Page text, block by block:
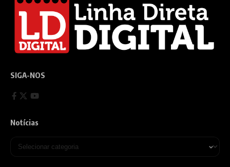
SIGA-NOS
Notícias